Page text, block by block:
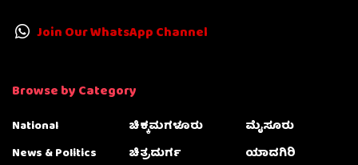
Join Our WhatsApp Channel
Browse by Category
National
News & Politics
ಚಿಕ್ಕಮಗಳೂರು
ಚಿತ್ರದುರ್ಗ
ಮೈಸೂರು
ಯಾದಗಿರಿ